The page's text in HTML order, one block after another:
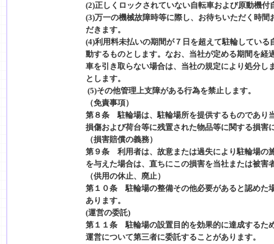
(2)正しくロックされていない自転車および原動機
(3)万一の機械故障時等に際し、お待ちいただく時
だきます。
(4)利用料未払いの期間が７日を超えて駐輪してい
動するものとします。なお、当社が定める期間を
車を引き取らない場合は、当社の規定により処分
とします。
(5)その他管理上支障がある行為を禁止します。
（免責事項）
第８条 駐輪場は、駐輪場所を提供するものであり
損傷および荷台等に残置された物品等に関する損
（損害賠償の義務）
第９条 利用者は、故意または過失により駐輪場の
を与えた場合は、直ちにこの損害を当社または被害
（供用の休止、廃止）
第１０条 駐輪場の整備その他必要があると認めた
あります。
(運営の委託)
第１１条 駐輪場の設置目的を効果的に達成するた
運営について第三者に委託することがあります。